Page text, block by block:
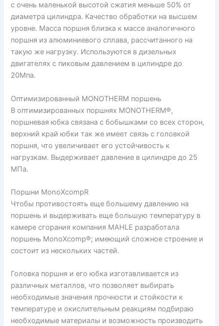
с очень маленькой высотой сжатия меньше 50% от
диаметра цилиндра. Качество обработки на высшем
уровне. Масса поршня близка к массе аналогичного
поршня из алюминиевого сплава, рассчитанного на
такую же нагрузку. Используются в дизельных
двигателях с пиковым давлением в цилиндре до
20Мпа.
Оптимизированный MONOTHERM поршень
В оптимизированных поршнях MONOTHERM®,
поршневая юбка связана с бобышками со всех сторон,
верхний край юбки так же имеет связь с головкой
поршня, что увеличивает его устойчивость к
нагрузкам. Выдерживает давление в цилиндре до 25
МПа.
Поршни MonoXcompR
Чтобы противостоять еще большему давлению на
поршень и выдерживать еще большую температуру в
камере сгорания компания MAHLE разработала
поршень MonoXcomp®; имеющий сложное строение и
состоит из нескольких частей.
Головка поршня и его юбка изготавливается из
различных металлов, что позволяет выбирать
необходимые значения прочности и стойкости к
температуре и окислительным реакциям подбираю
необходимые материалы и возможность производить